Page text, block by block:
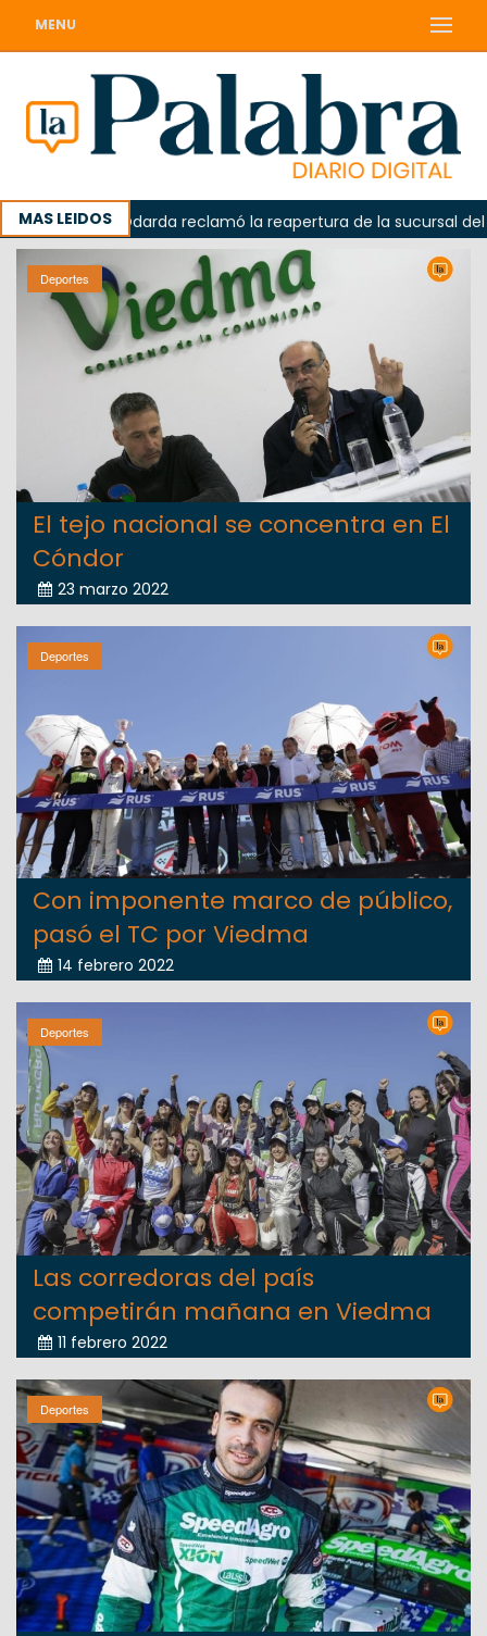
MENU
MAS LEIDOSOdarda reclamó la reapertura de la sucursal del
Deportes
El tejo nacional se concentra en El
Cóndor
23 marzo 2022
Deportes
Con imponente marco de público,
pasó el TC por Viedma
14 febrero 2022
Deportes
Las corredoras del país
competirán mañana en Viedma
11 febrero 2022
Deportes